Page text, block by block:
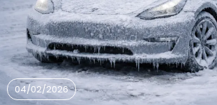
04/02/2026